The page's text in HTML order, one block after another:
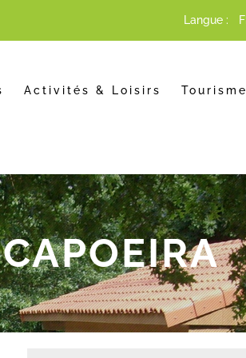
Langue :
Activités & Loisirs Tourisme